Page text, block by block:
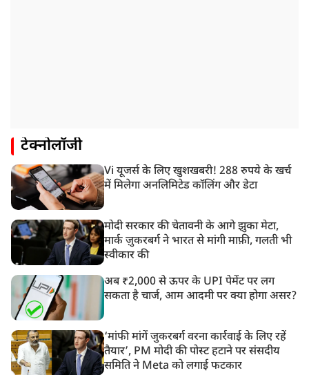
टेक्नोलॉजी
Vi यूजर्स के लिए खुशखबरी! 288 रुपये के खर्च
में मिलेगा अनलिमिटेड कॉलिंग और डेटा
मोदी सरकार की चेतावनी के आगे झुका मेटा,
मार्क ज़ुकरबर्ग ने भारत से मांगी माफ़ी, गलती भी
स्वीकार की
अब ₹2,000 से ऊपर के UPI पेमेंट पर लग
सकता है चार्ज, आम आदमी पर क्या होगा असर?
‘मांफी मांगें जुकरबर्ग वरना कार्रवाई के लिए रहें
तैयार’, PM मोदी की पोस्ट हटाने पर संसदीय
समिति ने Meta को लगाई फटकार